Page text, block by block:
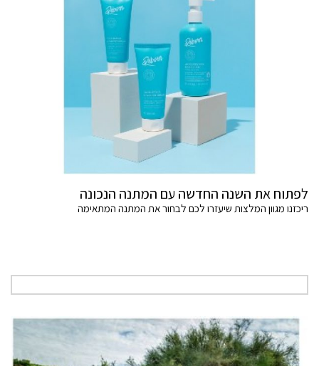
לפתוח את השנה החדשה עם המתנה הנכונה
ריכזנו מגוון המלצות שיעזרו לכם לבחור את המתנה המתאימה